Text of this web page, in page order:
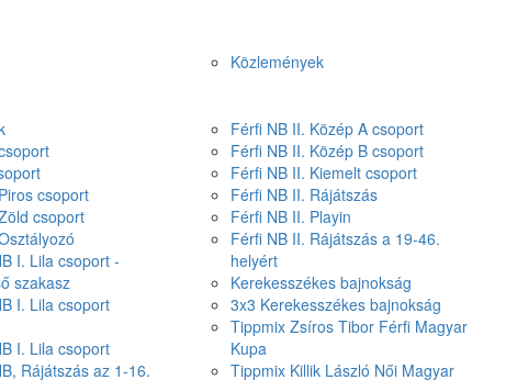
Közlemények
csoport
csoport
I. Lila csoport -
szakasz
I. Lila csoport
I. Lila csoport
Rájátszás az 1-16.
Férfi NB II. Közép A csoport
Férfi NB II. Közép B csoport
Férfi NB II. Kiemelt csoport
Férfi NB II. Rájátszás
Férfi NB II. Playin
Férfi NB II. Rájátszás a 19-46.
helyért
Kerekesszékes bajnokság
3x3 Kerekesszékes bajnokság
Tippmix Zsíros Tibor Férfi Magyar
Kupa
Tippmix Killik László Női Magyar